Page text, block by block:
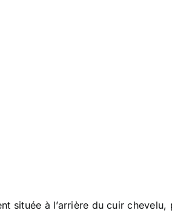
située à l’arrière du cuir chevelu,